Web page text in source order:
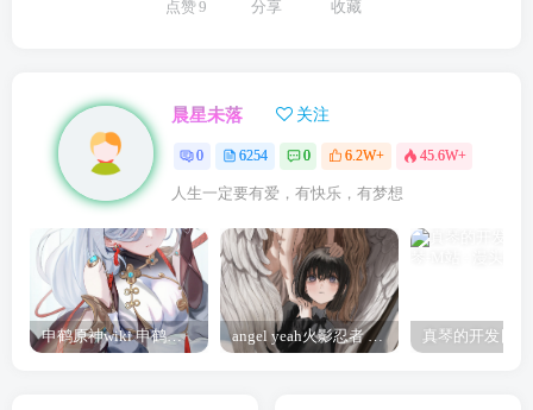
点赞9 分享 收藏
晨星未落 关注
0 6254 0 6.2W+ 45.6W+
人生一定要有爱，有快乐，有梦想
申鹤原神wiki 申鹤诞辰祭 angel yeah火影忍者 Angel